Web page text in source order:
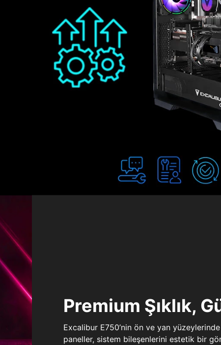
Premium Şıklık,
Excalibur E750’nin ön ve yan
paneller, sistem bileşenlerini estetik bir